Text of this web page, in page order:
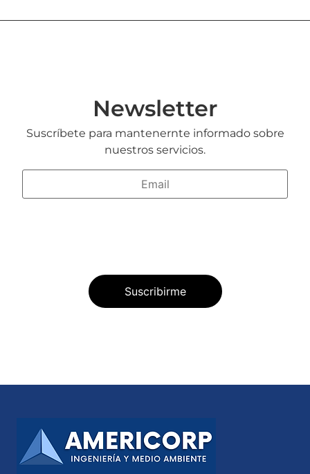
Newsletter
Suscríbete para mantenernte informado sobre
nuestros servicios.